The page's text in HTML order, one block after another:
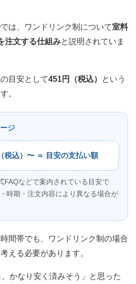
は、ワンドリンク制について室料
注文する仕組みと説明されていま
目安として451円（税込）
という
。
ジ
税込）〜 ＝ 目安の支払い額
などで案内されている目安で
時期・注文内容により異なる場合が
間帯でも、ワンドリンク制の場合
える必要があります。
、かなり安く済みそう」と思った